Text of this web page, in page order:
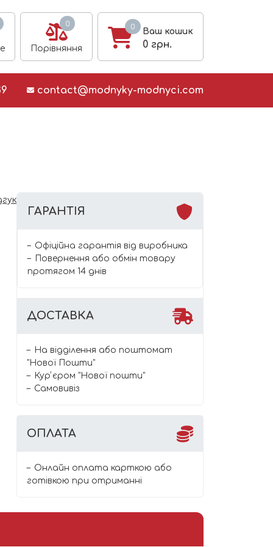
0
Порівняння
0
Ваш кошик
0 грн.
contact@modnyky-modnyci.com
ГАРАНТІЯ
Офіційна гарантія від виробника
Повернення або обмін товару
протягом 14 днів
ДОСТАВКА
На відділення або поштомат
"Нової Пошти"
Курʼєром "Нової пошти"
Самовивіз
ОПЛАТА
Онлайн оплата карткою або
готівкою при отриманні